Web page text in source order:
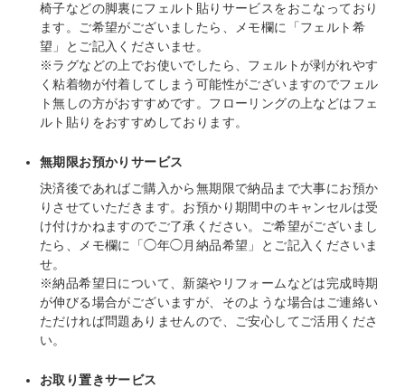
椅子などの脚裏にフェルト貼りサービスをおこなっており
ます。ご希望がございましたら、メモ欄に「フェルト希
望」とご記入くださいませ。
※ラグなどの上でお使いでしたら、フェルトが剥がれやす
く粘着物が付着してしまう可能性がございますのでフェル
ト無しの方がおすすめです。フローリングの上などはフェ
ルト貼りをおすすめしております。
無期限お預かりサービス
決済後であればご購入から無期限で納品まで大事にお預か
りさせていただきます。お預かり期間中のキャンセルは受
け付けかねますのでご了承ください。ご希望がございまし
たら、メモ欄に「◯年◯月納品希望」とご記入くださいま
せ。
※納品希望日について、新築やリフォームなどは完成時期
が伸びる場合がございますが、そのような場合はご連絡い
ただければ問題ありませんので、ご安心してご活用くださ
い。
お取り置きサービス